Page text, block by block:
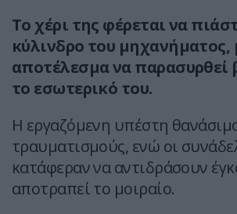
Το χέρι της φέρεται να
κύλινδρο του μηχανήματος,
αποτέλεσμα να παρασυρθεί
το εσωτερικό του.
Η εργαζόμενη υπέστη
τραυματισμούς, ενώ οι
κατάφεραν να αντιδράσουν
αποτραπεί το μοιραίο.